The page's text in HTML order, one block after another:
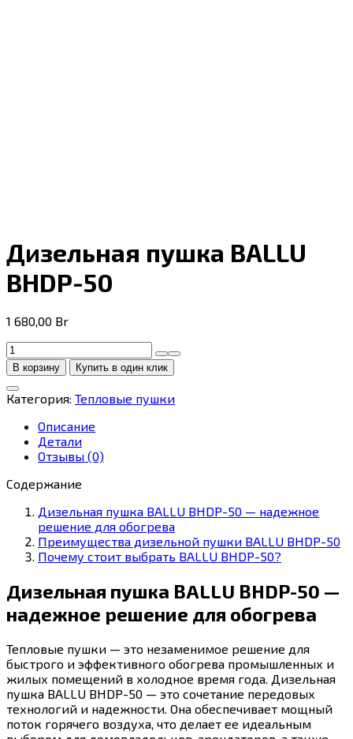
Дизельная пушка BALLU
BHDP-50
1 680,00 Br
Количество
товара
Дизельная
пушка
BALLU
BHDP-
В корзину Купить в один клик
Категория: Тепловые пушки
Описание
Детали
Отзывы (0)
Содержание
Дизельная пушка BALLU BHDP-50 — надежное
решение для обогрева
Преимущества дизельной пушки BALLU BHDP-50
Почему стоит выбрать BALLU BHDP-50?
Дизельная пушка BALLU BHDP-50 —
надежное решение для обогрева
Тепловые пушки — это незаменимое решение для
быстрого и эффективного обогрева промышленных и
жилых помещений в холодное время года. Дизельная
пушка BALLU BHDP-50 — это сочетание передовых
технологий и надежности. Она обеспечивает мощный
поток горячего воздуха, что делает ее идеальным